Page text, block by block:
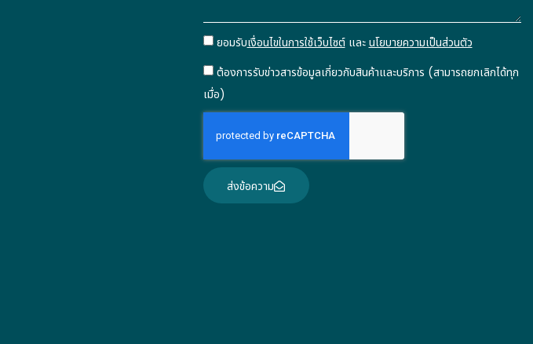
ยอมรับเงื่อนไขในการใช้เว็บไซต์และ นโยบายความเป็นส่วนตัว
ต้องการรับข่าวสารข้อมูลเกี่ยวกับสินค้าและบริการ (สามารถยกเลิกได้ทุก
เมื่อ)
ส่งข้อความ